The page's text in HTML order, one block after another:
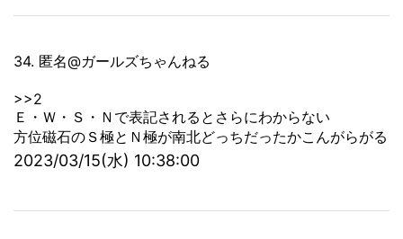
34. 匿名@ガールズちゃんねる
>>2
Ｅ・Ｗ・Ｓ・Ｎで表記されるとさらにわからない
方位磁石のＳ極とＮ極が南北どっちだったかこんがらがる
2023/03/15(水) 10:38:00